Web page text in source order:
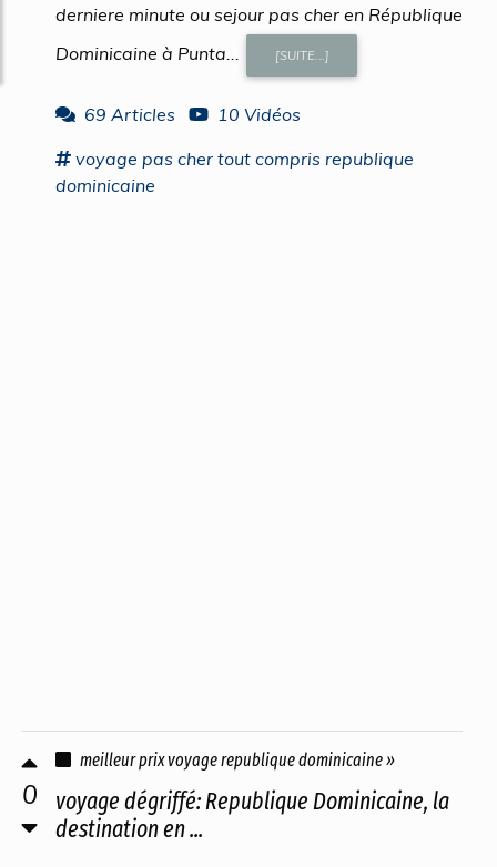
derniere minute ou sejour pas cher en République
Dominicaine à Punta...
[SUITE...]
69 Articles
10 Vidéos
voyage pas cher tout compris republique
dominicaine
0
meilleur prix voyage republique dominicaine »
voyage dégriffé: Republique Dominicaine, la
destination en ...